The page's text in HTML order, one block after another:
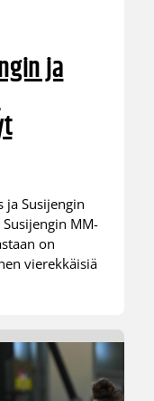
ja
ja Susijengin
MM-
on
vierekkäisiä